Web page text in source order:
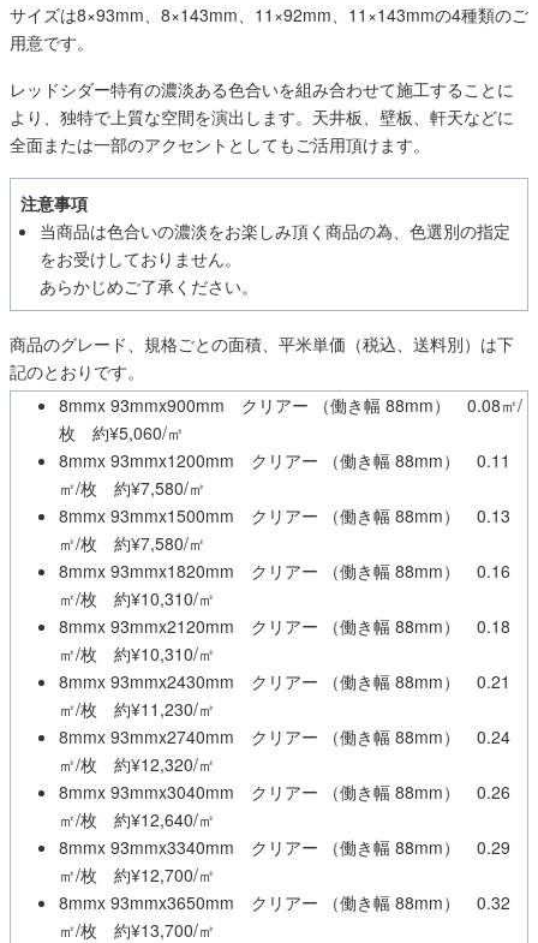
サイズは8×93mm、8×143mm、11×92mm、11×143mmの4種類のご
用意です。
レッドシダー特有の濃淡ある色合いを組み合わせて施工することに
より、独特で上質な空間を演出します。天井板、壁板、軒天などに
全面または一部のアクセントとしてもご活用頂けます。
注意事項
当商品は色合いの濃淡をお楽しみ頂く商品の為、色選別の指定
をお受けしておりません。
あらかじめご了承ください。
商品のグレード、規格ごとの面積、平米単価（税込、送料別）は下
記のとおりです。
8mmx 93mmx900mm クリアー （働き幅 88mm） 0.08㎡/
枚 約¥5,060/㎡
8mmx 93mmx1200mm クリアー （働き幅 88mm） 0.11
㎡/枚 約¥7,580/㎡
8mmx 93mmx1500mm クリアー （働き幅 88mm） 0.13
㎡/枚 約¥7,580/㎡
8mmx 93mmx1820mm クリアー （働き幅 88mm） 0.16
㎡/枚 約¥10,310/㎡
8mmx 93mmx2120mm クリアー （働き幅 88mm） 0.18
㎡/枚 約¥10,310/㎡
8mmx 93mmx2430mm クリアー （働き幅 88mm） 0.21
㎡/枚 約¥11,230/㎡
8mmx 93mmx2740mm クリアー （働き幅 88mm） 0.24
㎡/枚 約¥12,320/㎡
8mmx 93mmx3040mm クリアー （働き幅 88mm） 0.26
㎡/枚 約¥12,640/㎡
8mmx 93mmx3340mm クリアー （働き幅 88mm） 0.29
㎡/枚 約¥12,700/㎡
8mmx 93mmx3650mm クリアー （働き幅 88mm） 0.32
㎡/枚 約¥13,700/㎡